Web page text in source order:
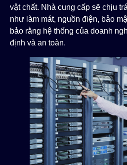
vật chất. Nhà cung cấp sẽ chịu
như làm mát, nguồn điện, bảo
bảo rằng hệ thống của doanh
định và an toàn.